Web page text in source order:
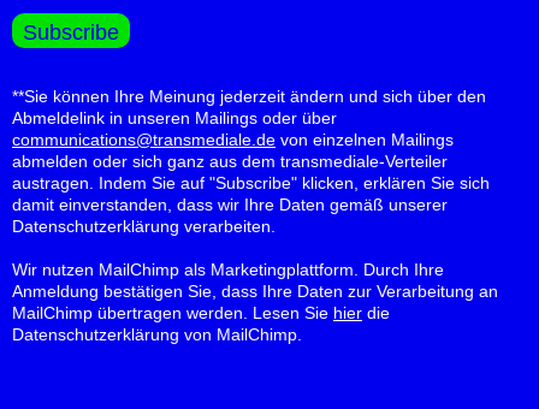
**Sie können Ihre Meinung jederzeit ändern und sich über den
Abmeldelink in unseren Mailings oder über
communications@transmediale.de von einzelnen Mailings
abmelden oder sich ganz aus dem transmediale-Verteiler
austragen. Indem Sie auf "Subscribe" klicken, erklären Sie sich
damit einverstanden, dass wir Ihre Daten gemäß unserer
Datenschutzerklärung verarbeiten.
Wir nutzen MailChimp als Marketingplattform. Durch Ihre
Anmeldung bestätigen Sie, dass Ihre Daten zur Verarbeitung an
MailChimp übertragen werden. Lesen Sie hier die
Datenschutzerklärung von MailChimp.